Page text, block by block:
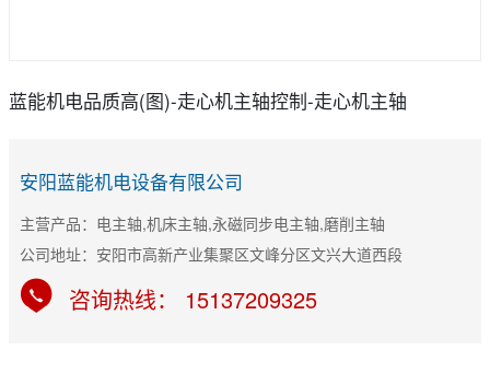
蓝能机电品质高(图)-走心机主轴控制-走心机主轴
安阳蓝能机电设备有限公司
主营产品：电主轴,机床主轴,永磁同步电主轴,磨削主轴
公司地址：安阳市高新产业集聚区文峰分区文兴大道西段
咨询热线： 15137209325